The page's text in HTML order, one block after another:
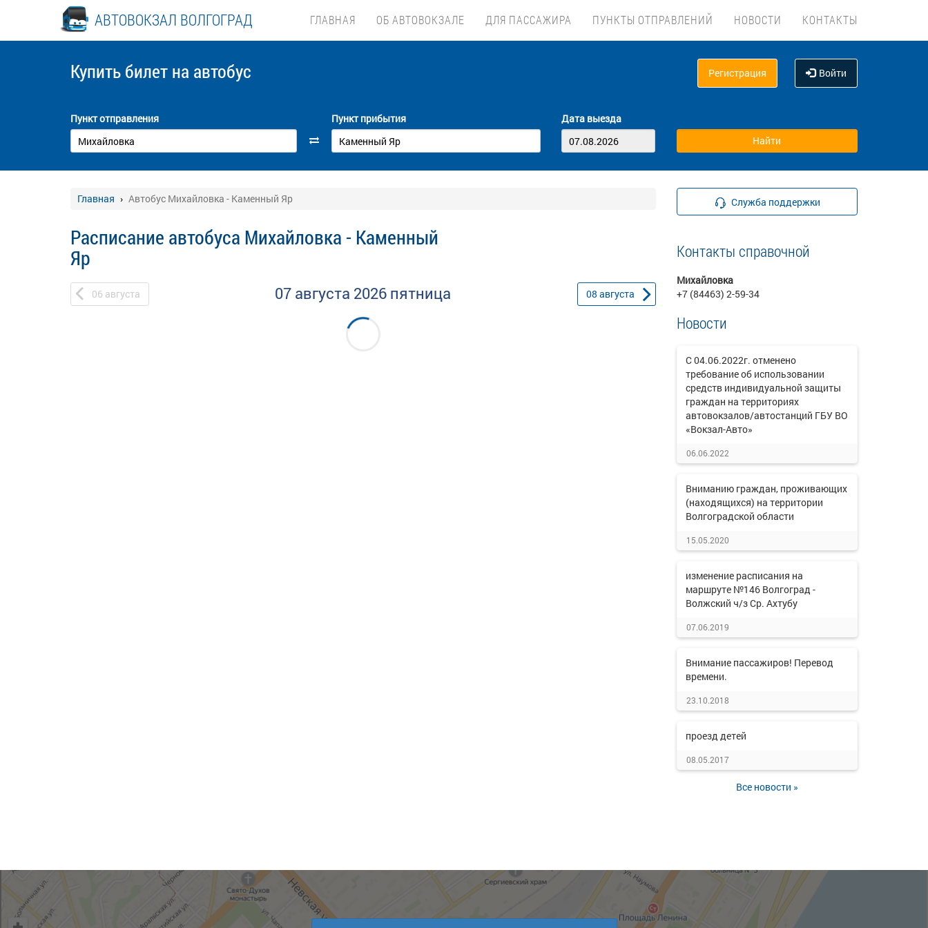
АВТОВОКЗАЛ ВОЛГОГРАД ГЛАВНАЯ ОБ АВТОВОКЗАЛЕ ДЛЯ ПАССАЖИРА ПУНКТЫ ОТПРАВЛЕНИЙ НОВОСТИ КОНТАКТЫ
Купить билет на автобус Регистрация Войти
Пункт отправления Пункт прибытия Дата выезда
Главная Автобус Михайловка - Каменный Яр
Расписание автобуса Михайловка - Каменный
Яр
06 августа 07 августа 2026 пятница 08 августа
Служба поддержки
Контакты справочной
Михайловка
+7 (84463) 2-59-34
Новости
С 04.06.2022г. отменено
требование об использовании
средств индивидуальной защиты
граждан на территориях
автовокзалов/автостанций ГБУ ВО
«Вокзал-Авто»
06.06.2022
Вниманию граждан, проживающих
(находящихся) на территории
Волгоградской области
15.05.2020
изменение расписания на
маршруте №146 Волгоград -
Волжский ч/з Ср. Ахтубу
07.06.2019
Внимание пассажиров! Перевод
времени.
23.10.2018
проезд детей
08.05.2017
Все новости »